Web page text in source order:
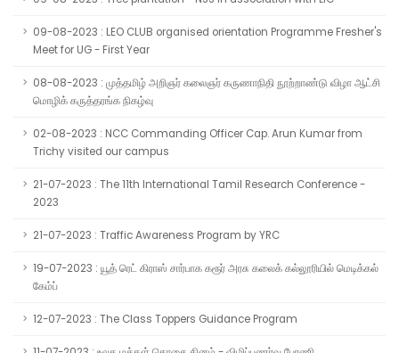
09-08-2023 : LEO CLUB organised orientation Programme Fresher's
Meet for UG - First Year
08-08-2023 : முத்தமிழ் அறிஞர் கலைஞர் கருணாநிதி நூற்றாண்டு விழா ஆட்சி
மொழிக் கருத்தரங்க நிகழ்வு
02-08-2023 : NCC Commanding Officer Cap. Arun Kumar from
Trichy visited our campus
21-07-2023 : The 11th International Tamil Research Conference -
2023
21-07-2023 : Traffic Awareness Program by YRC
19-07-2023 : யூத் ரெட் கிராஸ் சார்பாக கரூர் அரசு கலைக் கல்லூரியில் மெடிக்கல்
கேம்ப்
12-07-2023 : The Class Toppers Guidance Program